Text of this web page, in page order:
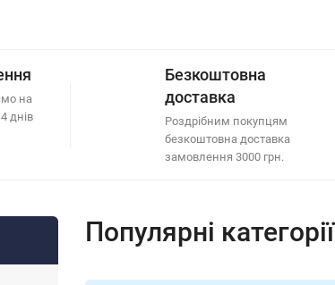
на
днів
Безкоштовна
доставка
Роздрібним покупцям
безкоштовна доставка
замовлення 3000 грн.
Популярні категорії